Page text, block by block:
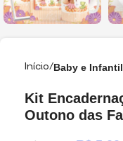
Início Baby e Infantil
Kit
Outono das